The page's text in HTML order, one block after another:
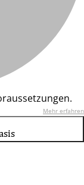
Mehr erfahren